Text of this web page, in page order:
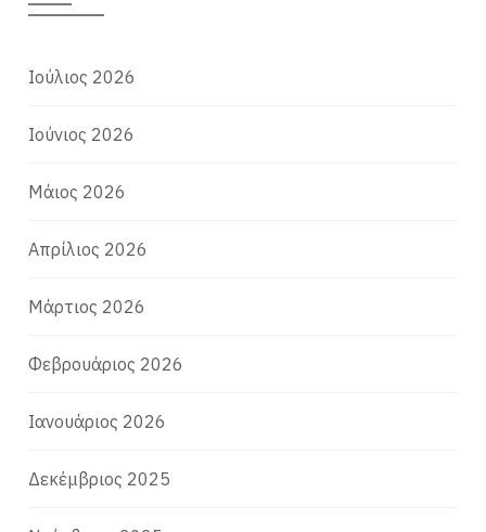
Ιούλιος 2026
Ιούνιος 2026
Μάιος 2026
Απρίλιος 2026
Μάρτιος 2026
Φεβρουάριος 2026
Ιανουάριος 2026
Δεκέμβριος 2025